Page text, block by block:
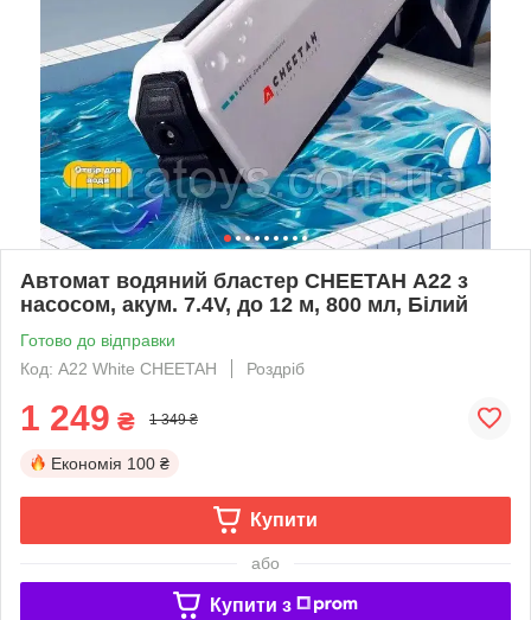
Автомат водяний бластер CHEETAH А22 з
насосом, акум. 7.4V, до 12 м, 800 мл, Білий
Готово до відправки
Код: А22 White CHEETAH
Роздріб
1 249 ₴ 1 349 ₴
Економія 100 ₴
Купити
або
Купити з